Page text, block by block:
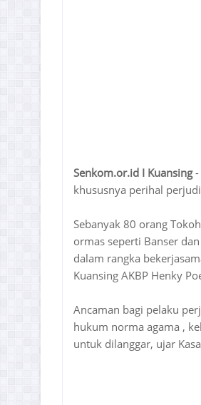
Senkom.or.id I Kuansing-
khususnya perihal
Sebanyak 80 orang
ormas seperti Banser
dalam rangka
Kuansing AKBP Henky
Ancaman bagi pelaku
hukum norma agama ,
untuk dilanggar, ujar